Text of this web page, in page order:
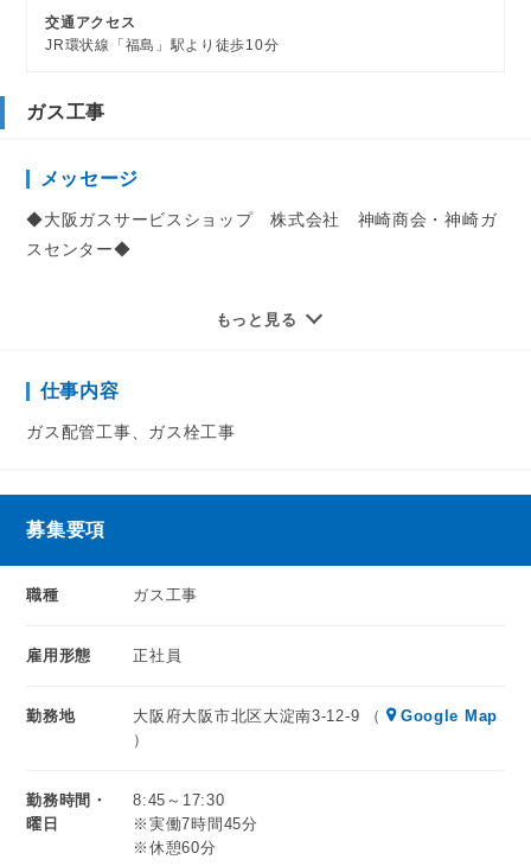
交通アクセス
JR環状線「福島」駅より徒歩10分
ガス工事
メッセージ
◆大阪ガスサービスショップ 株式会社 神崎商会・神崎ガ
スセンター◆
古くなったガス栓の取替え工事、
ガスの配管工事を行うのに必要な国家資格取得の支援も全面
て技術者として成長していきましょう。
もっと見る
仕事内容
ガス配管工事、ガス栓工事
募集要項
職種 ガス工事
雇用形態 正社員
勤務地 大阪府大阪市北区大淀南3-12-9 （
Google Map
）
勤務時間・
曜日
8:45～17:30
※実働7時間45分
※休憩60分